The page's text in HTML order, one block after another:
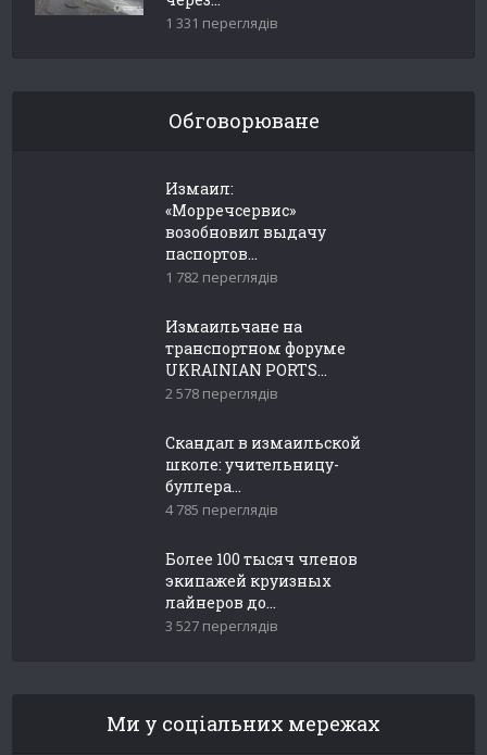
1 331 переглядів
Обговорюване
Измаил:
«Морречсервис»
возобновил выдачу
паспортов...
1 782 переглядів
Измаильчане на
транспортном форуме
UKRAINIAN PORTS...
2 578 переглядів
Скандал в измаильской
школе: учительницу-
буллера...
4 785 переглядів
Более 100 тысяч членов
экипажей круизных
лайнеров до...
3 527 переглядів
Ми у соціальних мережах